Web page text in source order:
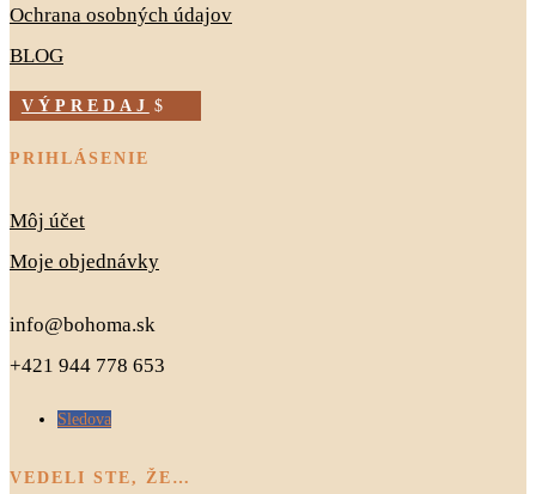
Ochrana osobných údajov
BLOG
VÝPREDAJ
PRIHLÁSENIE
Môj účet
Moje objednávky
info@bohoma.sk
+421 944 778 653
Sledova
VEDELI STE, ŽE…